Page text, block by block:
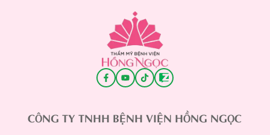
CÔNG TY TNHH BỆNH VIỆN HỒNG NGỌC